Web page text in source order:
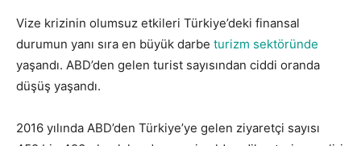
Vize krizinin olumsuz etkileri Türkiye’deki finansal
durumun yanı sıra en büyük darbe turizm sektöründe
yaşandı. ABD’den gelen turist sayısından ciddi oranda
düşüş yaşandı.
2016 yılında ABD’den Türkiye’ye gelen ziyaretçi sayısı